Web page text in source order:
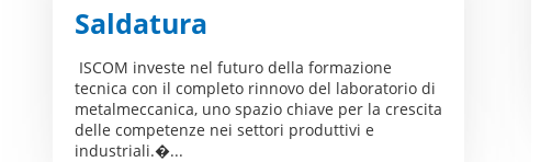
Saldatura
ISCOM investe nel futuro della formazione
tecnica con il completo rinnovo del laboratorio di
metalmeccanica, uno spazio chiave per la crescita
delle competenze nei settori produttivi e
industriali.�...